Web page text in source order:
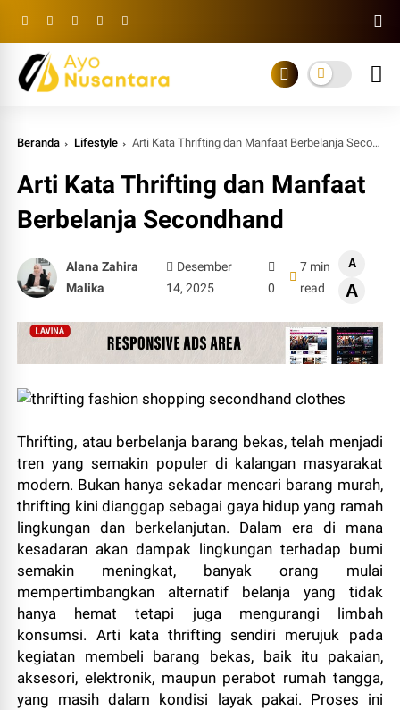
Beranda Lifestyle Arti Kata Thrifting dan Manfaat Berbelanja Secondhand
Arti Kata Thrifting dan Manfaat
Berbelanja Secondhand
Alana Zahira
Malika
Desember
14, 2025
0
7 min
read
A
A
Thrifting, atau berbelanja barang bekas, telah menjadi
tren yang semakin populer di kalangan masyarakat
modern. Bukan hanya sekadar mencari barang murah,
thrifting kini dianggap sebagai gaya hidup yang ramah
lingkungan dan berkelanjutan. Dalam era di mana
kesadaran akan dampak lingkungan terhadap bumi
semakin meningkat, banyak orang mulai
mempertimbangkan alternatif belanja yang tidak
hanya hemat tetapi juga mengurangi limbah
konsumsi. Arti kata thrifting sendiri merujuk pada
kegiatan membeli barang bekas, baik itu pakaian,
aksesori, elektronik, maupun perabot rumah tangga,
yang masih dalam kondisi layak pakai. Proses ini